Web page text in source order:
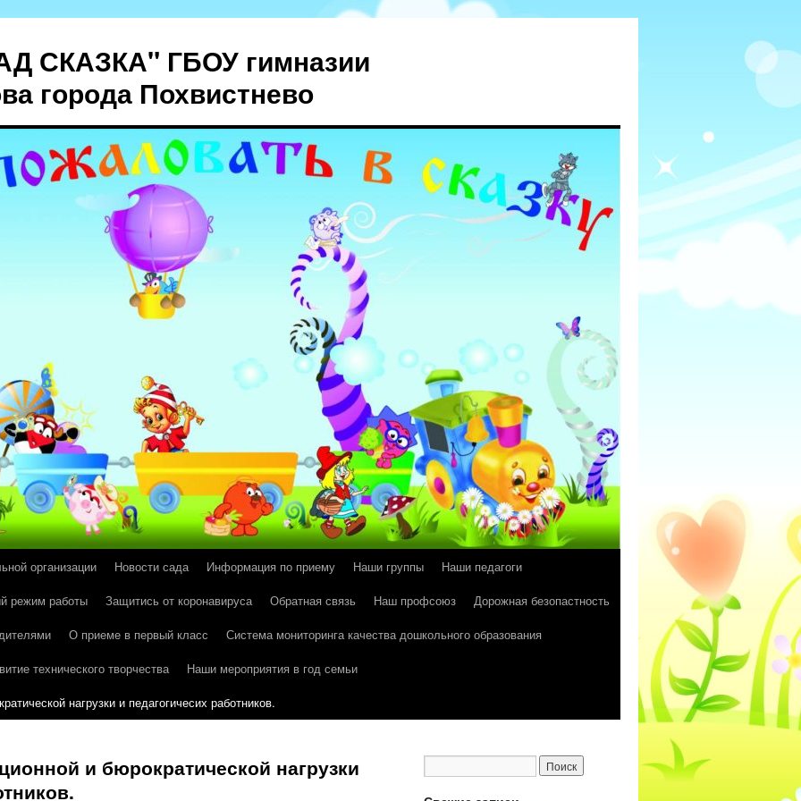
СКАЗКА" ГБОУ гимназии
города Похвистнево
организации Новости сада Информация по приему Наши группы
Наши педагоги
режим работы Защитись от коронавируса Обратная связь Наш профсоюз
Дорожная безопастность
О приеме в первый класс
Система мониторинга качества дошкольного образования
технического творчества
Наши мероприятия в год семьи
нагрузки и педагогичесих работников.
и бюрократической нагрузки